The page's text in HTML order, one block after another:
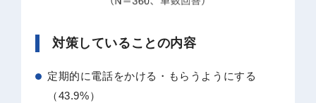
対策していることの内容
定期的に電話をかける・もらうようにする
（43.9%）